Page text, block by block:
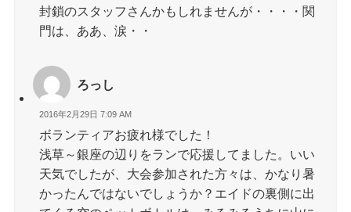
封鎖のスタッフさんかもしれませんが・・・・関
門は、ああ、涙・・
ろっし
2016年2月29日 7:09 AM
ボランティアお疲れ様でした！
浅草～銀座の辺りをランで応援してました。いい
天気でしたが、大会参加された方々は、かなり暑
かったんではないでしょうか？エイドの裏側に出